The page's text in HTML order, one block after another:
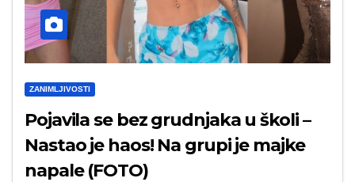
ZANIMLJIVOSTI
Pojavila se bez grudnjaka u školi –
Nastao je haos! Na grupi je majke
napale (FOTO)